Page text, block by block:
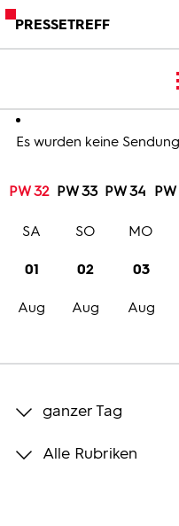
PRESSETREFF
Es wurden keine
PW 32 PW 33 PW 34
01
Aug
SA
02
Aug
SO
03
Aug
MO
ganzer Tag
Alle Rubriken